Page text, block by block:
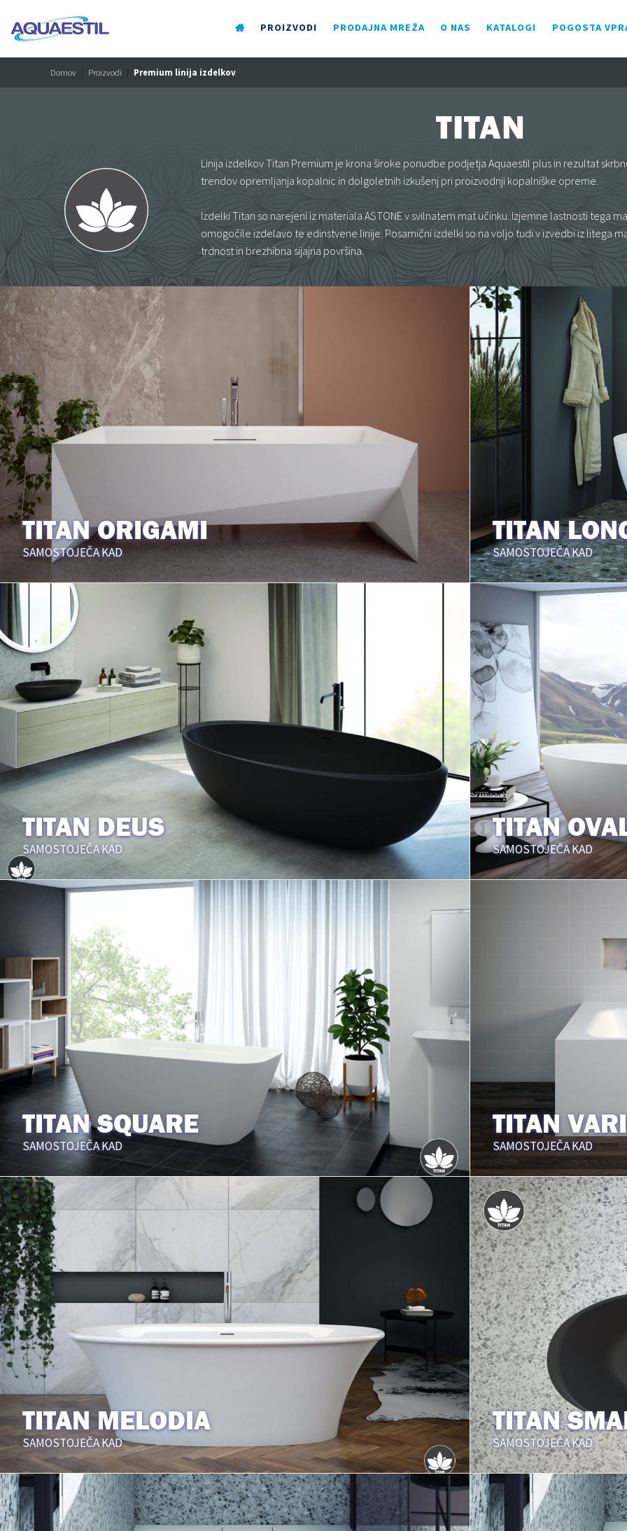
PROIZVODI PRODAJNA MREŽA O NAS KATALOGI POGOSTA
Domov Proizvodi Premium linija izdelkov
TITAN
Linija izdelkov Titan Premium je krona široke ponudbe podjetja Aquaestil plus in rezultat
trendov opremljanja kopalnic in dolgoletnih izkušenj pri proizvodnji kopalniške opreme.
Izdelki Titan so narejeni iz materiala ASTONE v svilnatem mat učinku. Izjemne lastnosti tega
omogočile izdelavo te edinstvene linije. Posamični izdelki so na voljo tudi v izvedbi iz litega
trdnost in brezhibna sijajna površina.
TITAN ORIGAMI
SAMOSTOJEČA KAD
TITAN
SAMOSTOJEČA KAD
TITAN DEUS
SAMOSTOJEČA KAD
TITAN
SAMOSTOJEČA KAD
TITAN SQUARE
SAMOSTOJEČA KAD
TITAN
SAMOSTOJEČA KAD
TITAN MELODIA
SAMOSTOJEČA KAD
TITAN
SAMOSTOJEČA KAD